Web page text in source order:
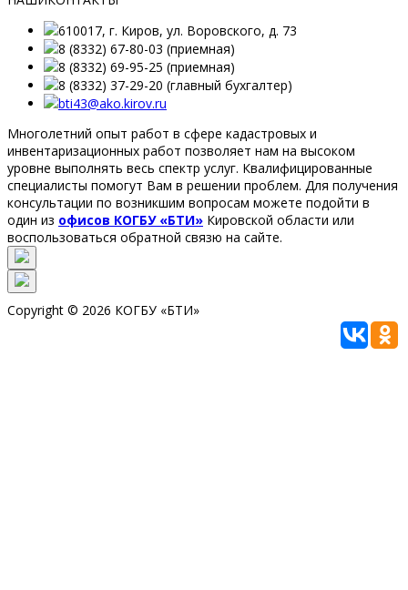
610017, г. Киров, ул. Воровского, д. 73
8 (8332) 67-80-03 (приемная)
8 (8332) 69-95-25 (приемная)
8 (8332) 37-29-20 (главный бухгалтер)
bti43@ako.kirov.ru
Многолетний опыт работ в сфере кадастровых и
инвентаризационных работ позволяет нам на высоком
уровне выполнять весь спектр услуг. Квалифицированные
специалисты помогут Вам в решении проблем. Для получения
консультации по возникшим вопросам можете подойти в
один из офисов КОГБУ «БТИ» Кировской области или
воспользоваться обратной связю на сайте.
Copyright © 2026 КОГБУ «БТИ»